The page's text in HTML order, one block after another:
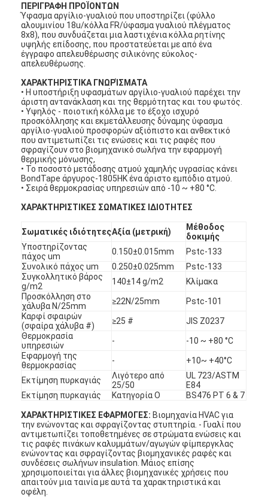
ΠΕΡΙΓΡΑΦΗ ΠΡΟΪΟΝΤΩΝ
Ύφασμα αργίλιο-γυαλιού που υποστηρίζει (φύλλο
αλουμινίου 18u/κόλλα FR/ύφασμα γυαλιού πλέγματος
8x8), που συνδυάζεται μια λαστιχένια κόλλα ρητίνης
υψηλής επίδοσης, που προστατεύεται με από ένα
έγγραφο απελευθέρωσης σιλικόνης εύκολος-
απελευθέρωσης.
ΧΑΡΑΚΤΗΡΙΣΤΙΚΑ ΓΝΩΡΊΣΜΑΤΑ
• Η υποστήριξη υφασμάτων αργίλιο-γυαλιού παρέχει την
άριστη αντανάκλαση και της θερμότητας και του φωτός.
• Υψηλός - ποιοτική κόλλα με το έξοχο ισχυρό
προσκόλλησης και εκμετάλλευσης δύναμης ύφασμα
αργίλιο-γυαλιού προσφορών αξιόπιστο και ανθεκτικό
που αντιμετωπίζει τις ενώσεις και τις ραφές που
σφραγίζουν στο βιομηχανικό σωλήνα την εφαρμογή
θερμικής μόνωσης,
• Το ποσοστό μετάδοσης ατμού χαμηλής υγρασίας κάνει
BondTape άργυρος-1805HK ένα άριστο εμπόδιο ατμού.
• Σειρά θερμοκρασίας υπηρεσιών από -10 ~ +80 °C.
ΧΑΡΑΚΤΗΡΙΣΤΙΚΕΣ ΣΩΜΑΤΙΚΕΣ ΙΔΙΟΤΗΤΕΣ
Σωματικές ιδιότητεςΑξία (μετρική)
Μέθοδος
δοκιμής
Υποστηρίζοντας
πάχος um
0.150±0.015mm
Pstc-133
Συνολικό πάχος um
0.250±0.025mm
Pstc-133
Συγκολλητικό βάρος
g/m2
140±14 g/m2
Κλίμακα
Προσκόλληση στο
χάλυβα N/25mm
≥22N/25mm
Pstc-101
Καρφί σφαιρών
(σφαίρα χάλυβα #)
≥25 #
JIS Z0237
Θερμοκρασία
υπηρεσιών
-
-10 ~ +80 °C
Εφαρμογή της
θερμοκρασίας
- +10~ +40°C
Εκτίμηση πυρκαγιάς
Λιγότερο από
25/50
UL 723/ASTM
E84
Εκτίμηση πυρκαγιάς
Κατηγορία Ο BS476 PT 6 & 7
ΧΑΡΑΚΤΗΡΙΣΤΙΚΕΣ ΕΦΑΡΜΟΓΕΣ: Βιομηχανία HVAC για
την ενώνοντας και σφραγίζοντας στυπτηρία. - Γυαλί που
αντιμετωπίζει τοποθετημένες σε στρώματα ενώσεις και
τις ραφές πινάκων καλυμμάτων/αγωγών φίμπεργκλας
ενώνοντας και σφραγίζοντας βιομηχανικές ραφές και
συνδέσεις σωλήνων insulation. Μάιος επίσης
χρησιμοποιείται για άλλες βιομηχανικές χρήσεις που
απαιτούν μια ταινία με αυτά τα χαρακτηριστικά και
οφέλη.